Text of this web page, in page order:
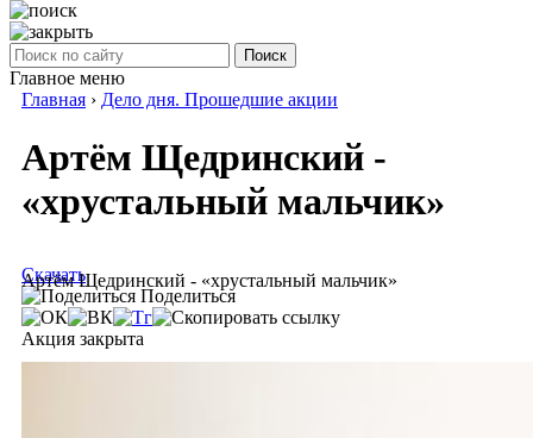
Поиск
Главное меню
Главная › Дело дня. Прошедшие акции
Артём Щедринский -
«хрустальный мальчик»
Артём Щедринский - «хрустальный мальчик»
Скачать
Поделиться
Акция закрыта